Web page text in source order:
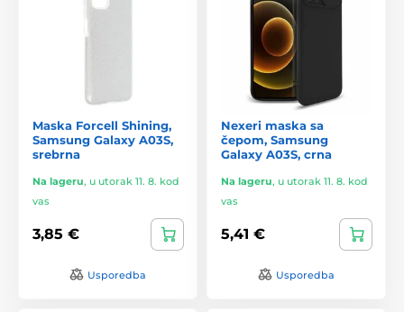
Maska Forcell Shining,
Samsung Galaxy A03S,
srebrna
Na lageru, u utorak 11. 8. kod
vas
3,85 €
Usporedba
Nexeri maska sa
čepom, Samsung
Galaxy A03S, crna
Na lageru, u utorak 11. 8. kod
vas
5,41 €
Usporedba